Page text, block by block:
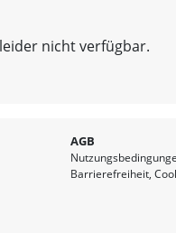
nicht verfügbar.
AGB
Barrierefreiheit